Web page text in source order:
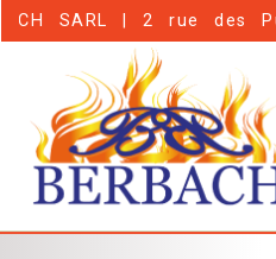
| 2 rue des Puisatiers -
Panneau de gestion des cookies